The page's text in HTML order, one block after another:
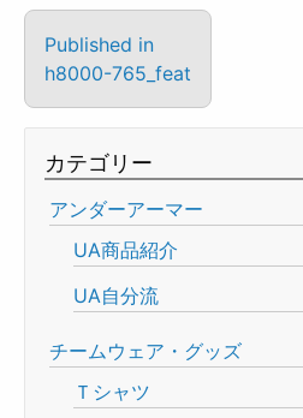
Published in
h8000-765_feat
カテゴリー
アンダーアーマー
UA商品紹介
UA自分流
チームウェア・グッズ
Ｔシャツ